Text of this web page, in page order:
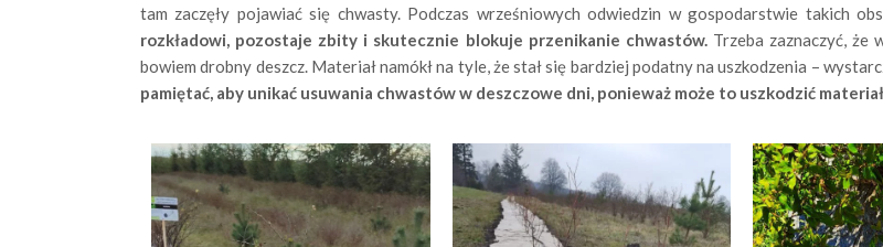
tam zaczęły pojawiać się chwasty. Podczas wrześniowych odwiedzin w gospodarstwie takich
rozkładowi, pozostaje zbity i skutecznie blokuje przenikanie chwastów.Trzeba zaznaczyć, że
bowiem drobny deszcz. Materiał namókł na tyle, że stał się bardziej podatny na uszkodzenia –
pamiętać, aby unikać usuwania chwastów w deszczowe dni, ponieważ może to uszkodzić